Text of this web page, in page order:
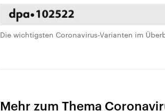
Die wichtigsten Coronavirus-Varianten im
Mehr zum Thema